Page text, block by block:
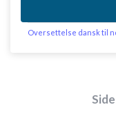
Oversettelse dansk til